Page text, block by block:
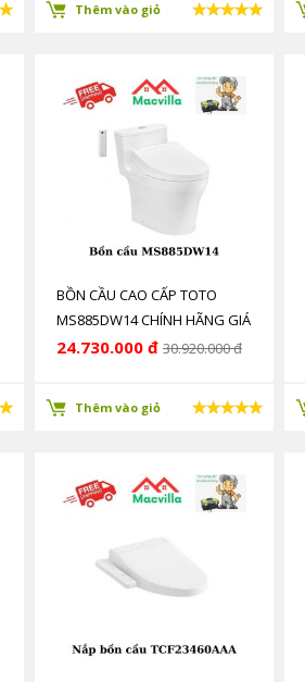
Thêm vào giỏ
BỒN CẦU CAO CẤP TOTO
MS885DW14 CHÍNH HÃNG GIÁ
RẺ
24.730.000 đ 30.920.000 đ
Thêm vào giỏ